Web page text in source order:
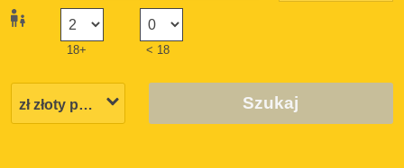
18+ < 18
Szukaj